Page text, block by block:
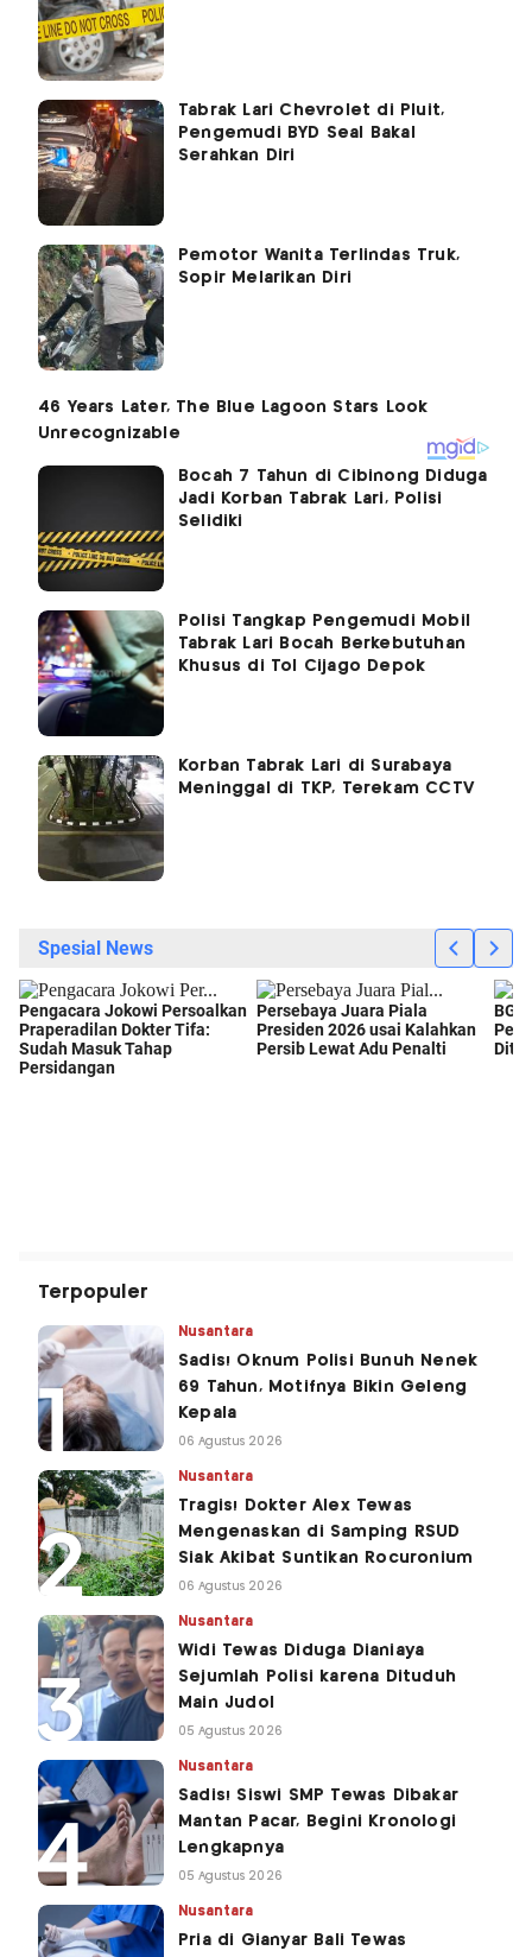
Tabrak Lari Chevrolet di Pluit,
Pengemudi BYD Seal Bakal
Serahkan Diri
Pemotor Wanita Terlindas Truk,
Sopir Melarikan Diri
Bocah 7 Tahun di Cibinong Diduga
Jadi Korban Tabrak Lari, Polisi
Selidiki
Polisi Tangkap Pengemudi Mobil
Tabrak Lari Bocah Berkebutuhan
Khusus di Tol Cijago Depok
Korban Tabrak Lari di Surabaya
Meninggal di TKP, Terekam CCTV
Terpopuler
Nusantara
Sadis! Oknum Polisi Bunuh Nenek
69 Tahun, Motifnya Bikin Geleng
Kepala
06 Agustus 2026
Nusantara
Tragis! Dokter Alex Tewas
Mengenaskan di Samping RSUD
Siak Akibat Suntikan Rocuronium
06 Agustus 2026
Nusantara
Widi Tewas Diduga Dianiaya
Sejumlah Polisi karena Dituduh
Main Judol
05 Agustus 2026
Nusantara
Sadis! Siswi SMP Tewas Dibakar
Mantan Pacar, Begini Kronologi
Lengkapnya
05 Agustus 2026
Nusantara
Pria di Gianyar Bali Tewas